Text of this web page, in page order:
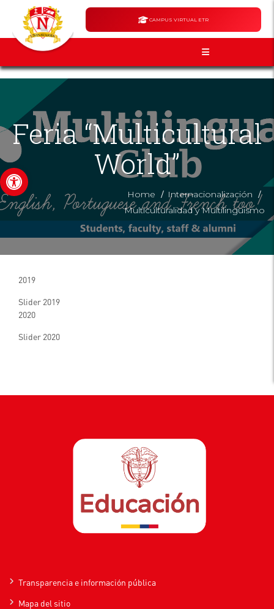
Abrir barra de herramientas
CAMPUS VIRTUAL ETR
Feria “Multicultural
World”
Home / Internacionalización /
Multiculturalidad y Multilingüismo
2019
Slider 2019
2020
Slider 2020
Transparencia e información pública
Mapa del sitio